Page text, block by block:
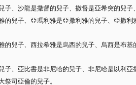
子、沙龍是撒督的兒子、撒督是亞希突的兒子
的兒子、亞瑪利雅是亞撒利雅的兒子、亞撒利
的兒子、西拉希雅是烏西的兒子、烏西是布基
子、亞比書是非尼哈的兒子、非尼哈是以利亞
祭司亞倫的兒子。